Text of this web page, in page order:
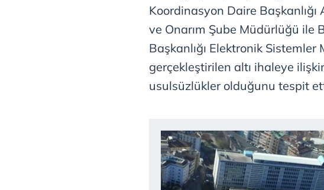
Koordinasyon Daire Başkanlığı
ve Onarım Şube Müdürlüğü ile
Başkanlığı Elektronik
gerçekleştirilen altı ihaleye
usulsüzlükler olduğunu tespit